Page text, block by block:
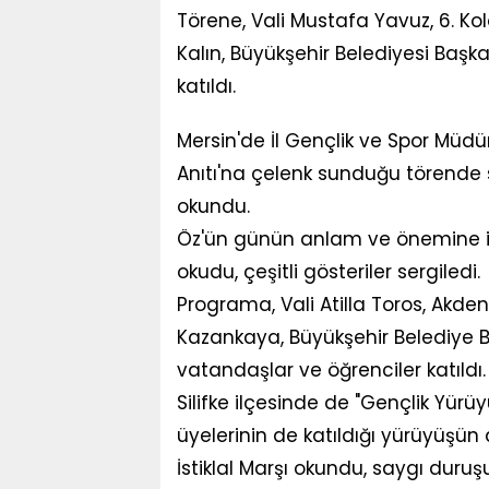
Törene, Vali Mustafa Yavuz, 6.
Kalın, Büyükşehir Belediyesi
katıldı.
Mersin'de İl Gençlik ve Spor
Anıtı'na çelenk sunduğu
okundu.
Öz'ün günün anlam ve önemine
okudu, çeşitli gösteriler sergiledi.
Programa, Vali Atilla Toros,
Kazankaya, Büyükşehir Belediye
vatandaşlar ve öğrenciler katıldı.
Silifke ilçesinde de "Gençlik
üyelerinin de katıldığı
İstiklal Marşı okundu, saygı